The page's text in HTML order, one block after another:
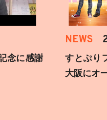
念に感謝
NEWS
すとぷり
大阪にオ